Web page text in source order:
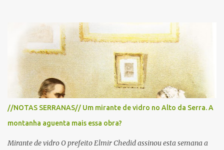
reunirá atletas de diferentes regiões do país e terá percursos
passando pelos municípios de Serra Negra, Amparo, Monte Alegre
do Sul, Lindoia e Socorro. Para garantir a segurança dos
participantes e do público, diversos trechos de rodovias e estradas
da região serão interditados temporariamente ao longo da prova.
A largada será na Rua Coronel Pedro Penteado, em Serra Negra,
para cerca de 2.000 ciclistas, às 6h30. De acordo com o
cronograma da organização e de todas as prefeituras envolvidas,
as interdições ocorrerão de forma programada e os trechos serão
//NOTAS SERRANAS// Um mirante de vidro no Alto da Serra. A
montanha aguenta mais essa obra?
Mirante de vidro O prefeito Elmir Chedid assinou esta semana a